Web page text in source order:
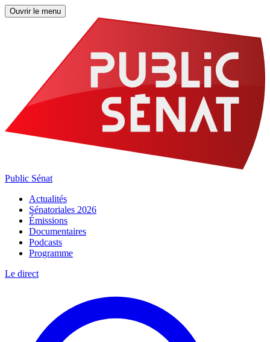
Ouvrir le menu
Public Sénat
Actualités
Sénatoriales 2026
Émissions
Documentaires
Podcasts
Programme
Le direct